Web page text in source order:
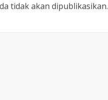
tidak akan dipublikasikan.